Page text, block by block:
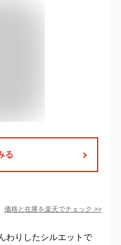
る
価格と在庫を楽天でチェック >>
わりしたシルエットで